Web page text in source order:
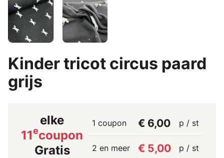
Kinder tricot circus paard
grijs
elke
11ecoupon
Gratis
1 coupon € 6,00 p / st
2 en meer € 5,00 p / st